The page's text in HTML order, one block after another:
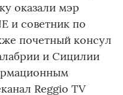
оказали мэр
и советник по
почетный консул
и Сицилии
Reggio TV